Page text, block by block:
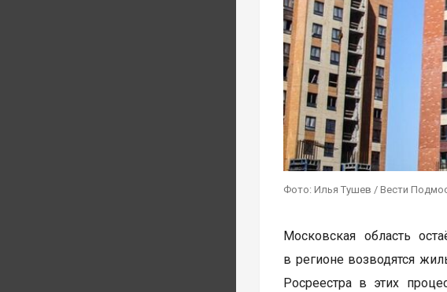
Фото: Илья Тушев / Вести
Московская область
в регионе возводятся
Росреестра в этих